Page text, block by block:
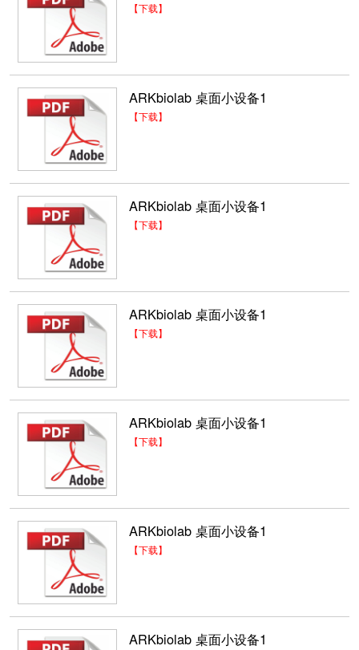
【下载】
ARKbiolab 桌面小设备1
【下载】
ARKbiolab 桌面小设备1
【下载】
ARKbiolab 桌面小设备1
【下载】
ARKbiolab 桌面小设备1
【下载】
ARKbiolab 桌面小设备1
【下载】
ARKbiolab 桌面小设备1